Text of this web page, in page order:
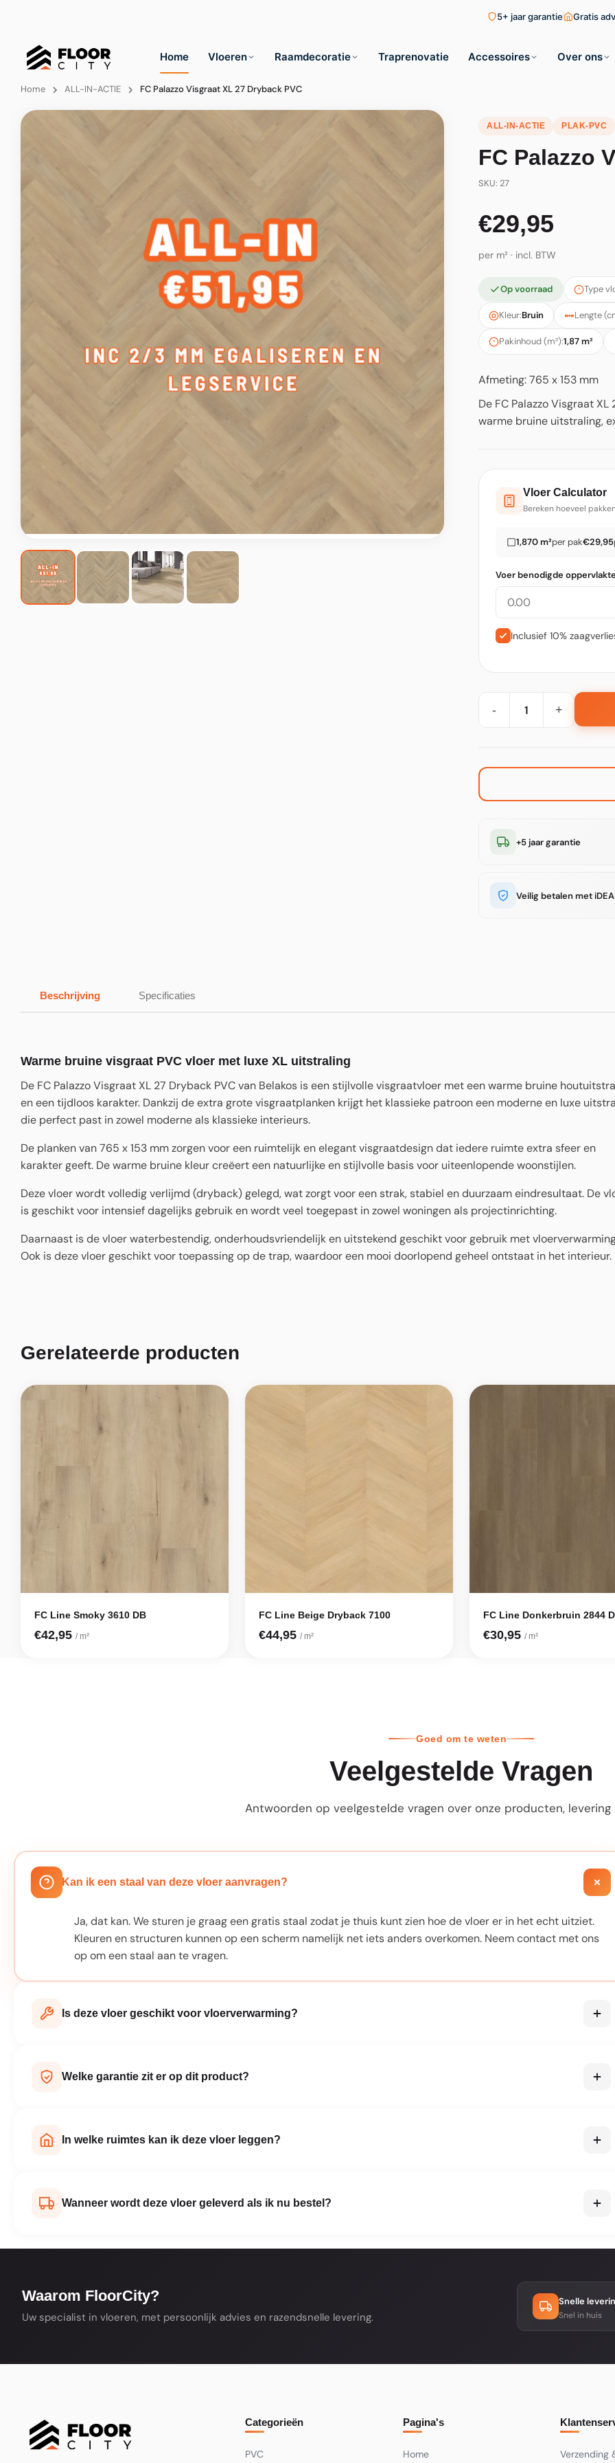
5+ jaar garantie Gratis
Home Vloeren Raamdecoratie Traprenovatie Accessoires Over ons
Home ALL-IN-ACTIE FC Palazzo Visgraat XL 27 Dryback PVC
ALL-IN-ACTIE PLAK-PVC
FC Palazzo
SKU: 27
€29,95
per m² · incl. BTW
Op voorraad Type
Kleur:Bruin Lengte
Pakinhoud (m²):1,87 m²
Afmeting: 765 x 153 mm
De FC Palazzo Visgraat
warme bruine uitstraling,
Vloer Calculator
Bereken hoeveel
1,870 m²per pak€29,95
Voer benodigde
Inclusief 10%
- +
+5 jaar garantie
Veilig betalen met
Beschrijving Specificaties
Warme bruine visgraat PVC vloer met luxe XL uitstraling
De FC Palazzo Visgraat XL 27 Dryback PVC van Belakos is een stijlvolle visgraatvloer met een warme bruine
en een tijdloos karakter. Dankzij de extra grote visgraatplanken krijgt het klassieke patroon een moderne en luxe
die perfect past in zowel moderne als klassieke interieurs.
De planken van 765 x 153 mm zorgen voor een ruimtelijk en elegant visgraatdesign dat iedere ruimte extra sfeer en
karakter geeft. De warme bruine kleur creëert een natuurlijke en stijlvolle basis voor uiteenlopende woonstijlen.
Deze vloer wordt volledig verlijmd (dryback) gelegd, wat zorgt voor een strak, stabiel en duurzaam eindresultaat. De
is geschikt voor intensief dagelijks gebruik en wordt veel toegepast in zowel woningen als projectinrichting.
Daarnaast is de vloer waterbestendig, onderhoudsvriendelijk en uitstekend geschikt voor gebruik met
Ook is deze vloer geschikt voor toepassing op de trap, waardoor een mooi doorlopend geheel ontstaat in het interieur.
Gerelateerde producten
FC Line Smoky 3610 DB
€42,95 / m²
FC Line Beige Dryback 7100
€44,95 / m²
FC Line Donkerbruin 2844
€30,95 / m²
Goed om te weten
Veelgestelde Vragen
Antwoorden op veelgestelde vragen over onze producten, levering
Kan ik een staal van deze vloer aanvragen?
Ja, dat kan. We sturen je graag een gratis staal zodat je thuis kunt zien hoe de vloer er in het echt uitziet.
Kleuren en structuren kunnen op een scherm namelijk net iets anders overkomen. Neem contact met ons
op om een staal aan te vragen.
Is deze vloer geschikt voor vloerverwarming?
laminaatvloeren zijn hier prima voor te gebruiken. Let wel op de maximale oppervlaktetemperatuur die de
fabrikant adviseert.
Welke garantie zit er op dit product?
productspecificaties op deze pagina. Bij normaal huishoudelijk gebruik en correcte installatie volgens de
handleiding is je vloer jarenlang beschermd.
In welke ruimtes kan ik deze vloer leggen?
wasruimte. Vloeren die niet volledig waterbestendig zijn, zijn ideaal voor de woonkamer, slaapkamer en hal.
Check de productspecificaties voor de details.
Wanneer wordt deze vloer geleverd als ik nu bestel?
Waarom FloorCity?
Uw specialist in vloeren, met persoonlijk advies en razendsnelle levering.
Snelle
Snel in huis
Categorieën
PVC
Pagina's
Home Verzending